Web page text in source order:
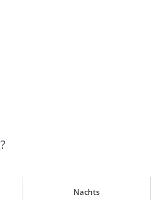
Nachts